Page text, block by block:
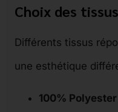
Choix des tissus
Différents tissus
une esthétique
100% Polyester